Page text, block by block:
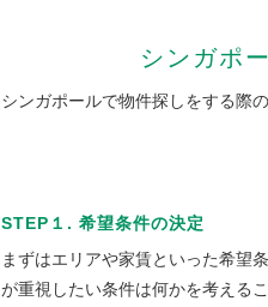
シンガポ
シンガポールで物件探しをする際
STEP１. 希望条件の決定
まずはエリアや家賃といった希望
が重視したい条件は何かを考える